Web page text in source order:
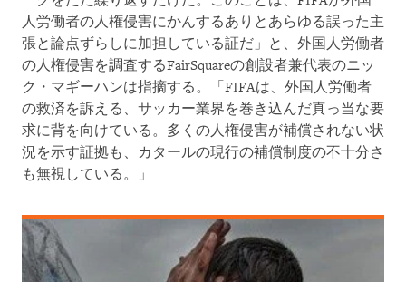
人労働者の人権侵害にかんするありとあらゆる誤った主
張と論点ずらしに加担している証だ」と、外国人労働者
の人権侵害を調査するFairSquareの創設者兼代表のニッ
ク・マギーハンは指摘する。「FIFAは、外国人労働者
の救済を訴える、サッカー業界を巻き込んだ真っ当な要
求に背を向けている。多くの人権侵害が補償されない状
況を示す証拠も、カタールの現行の補償制度の不十分さ
も無視している。」